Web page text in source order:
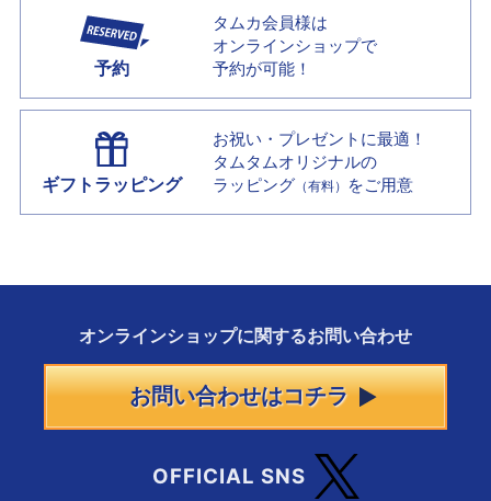
予約
タムカ会員様は
オンラインショップで
予約が可能！
ギフトラッピング
お祝い・プレゼントに最適！
タムタムオリジナルの
ラッピング （有料） をご用意
オンラインショップに関するお問い合わせ
お問い合わせはコチラ
OFFICIAL SNS